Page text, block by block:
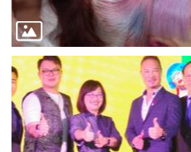
業
登
記
服
務
商